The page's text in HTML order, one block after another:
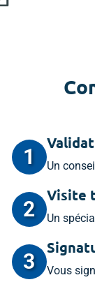
1 Un
2
Visite
Un
3 Vous